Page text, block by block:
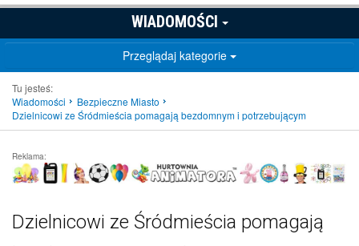
WIADOMOŚCI
Przeglądaj kategorie
Tu jesteś:
Wiadomości
Bezpieczne Miasto
Dzielnicowi ze Śródmieścia pomagają bezdomnym i potrzebującym
Reklama:
Dzielnicowi ze Śródmieścia pomagają